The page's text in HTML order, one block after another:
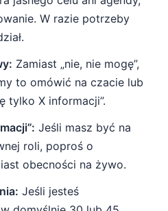
W razie potrzeby
Zamiast „nie, nie mogę”,
to omówić na czacie lub
tylko X informacji”.
Jeśli masz być na
roli, poproś o
obecności na żywo.
Jeśli jesteś